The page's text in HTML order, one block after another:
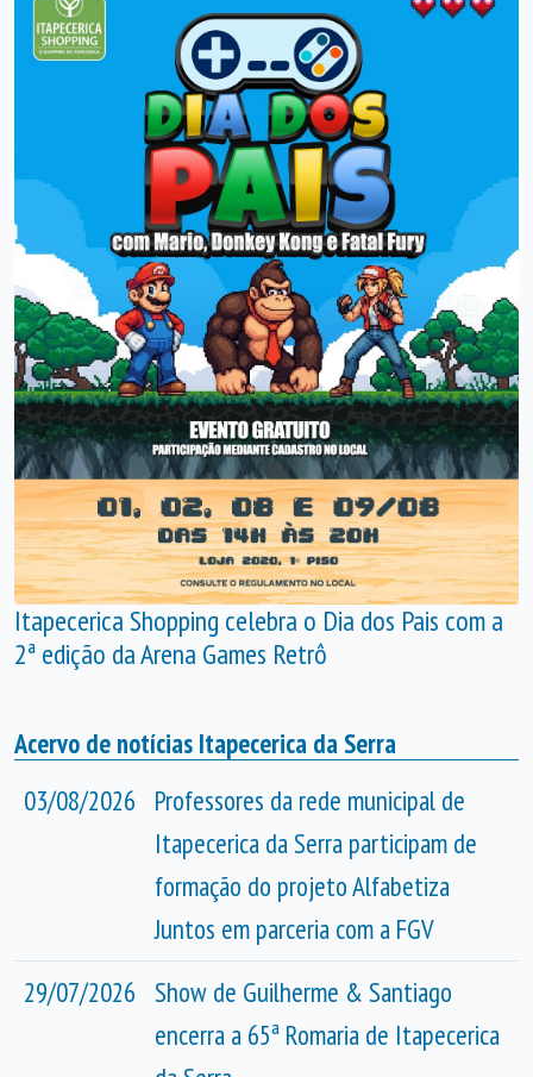
Itapecerica Shopping celebra o Dia dos Pais com a
2ª edição da Arena Games Retrô
Acervo de notícias Itapecerica da Serra
03/08/2026
Professores da rede municipal de
Itapecerica da Serra participam de
formação do projeto Alfabetiza
Juntos em parceria com a FGV
29/07/2026
Show de Guilherme & Santiago
encerra a 65ª Romaria de Itapecerica